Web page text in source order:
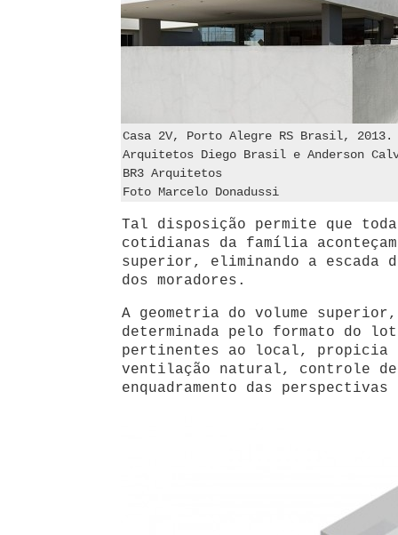
Casa 2V, Porto Alegre RS Brasil, 2013.
Arquitetos Diego Brasil e Anderson
BR3 Arquitetos
Foto Marcelo Donadussi
Tal disposição permite que
cotidianas da família
superior, eliminando a
dos moradores.
A geometria do volume superior,
determinada pelo formato do
pertinentes ao local, propicia
ventilação natural, controle
enquadramento das